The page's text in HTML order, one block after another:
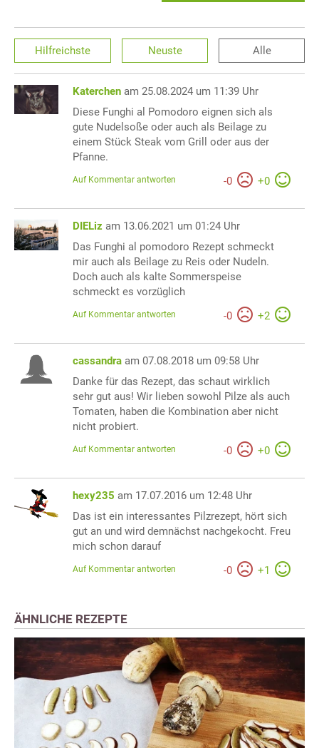
Hilfreichste Neuste Alle
Katerchen am 25.08.2024 um 11:39 Uhr
Diese Funghi al Pomodoro eignen sich als
gute Nudelsoße oder auch als Beilage zu
einem Stück Steak vom Grill oder aus der
Pfanne.
-0 +0
Auf Kommentar antworten
DIELiz am 13.06.2021 um 01:24 Uhr
Das Funghi al pomodoro Rezept schmeckt
mir auch als Beilage zu Reis oder Nudeln.
Doch auch als kalte Sommerspeise
schmeckt es vorzüglich
-0 +2
Auf Kommentar antworten
cassandra am 07.08.2018 um 09:58 Uhr
Danke für das Rezept, das schaut wirklich
sehr gut aus! Wir lieben sowohl Pilze als auch
Tomaten, haben die Kombination aber nicht
nicht probiert.
-0 +0
Auf Kommentar antworten
hexy235 am 17.07.2016 um 12:48 Uhr
Das ist ein interessantes Pilzrezept, hört sich
gut an und wird demnächst nachgekocht. Freu
mich schon darauf
-0 +1
Auf Kommentar antworten
ÄHNLICHE REZEPTE